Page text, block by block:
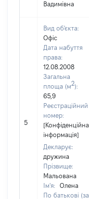
Вадимівна
5
Вид об'єкта:
Офіс
Дата набуття
права:
12.08.2008
Загальна
площа (м2):
65,9
Реєстраційний
номер:
[Конфіденційна
інформація]
Декларує:
дружина
Прізвище:
Мальована
Ім'я:
Олена
По батькові (за